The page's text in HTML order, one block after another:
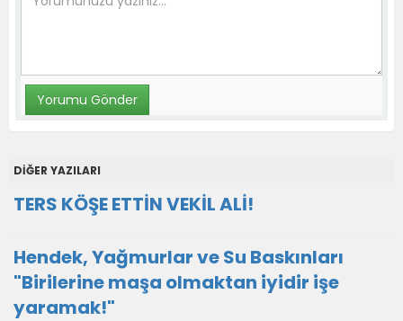
DİĞER YAZILARI
TERS KÖŞE ETTİN VEKİL ALİ!
Hendek, Yağmurlar ve Su Baskınları ​
"Birilerine maşa olmaktan iyidir işe
yaramak!"